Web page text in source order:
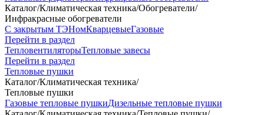
Каталог/Климатическая техника/Обогреватели/
Инфракрасные обогреватели
С закрытым ТЭНомКварцевыеГазовые
Перейти в раздел
ТепловентиляторыТепловые завесы
Перейти в раздел
Тепловые пушки
Каталог/Климатическая техника/
Тепловые пушки
Газовые тепловые пушкиДизельные тепловые пушки